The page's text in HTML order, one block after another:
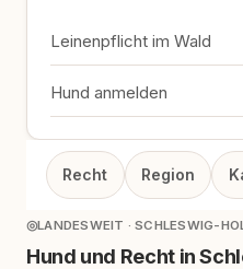
Leinenpflicht im Wald
Hund anmelden
Recht Region
◎LANDESWEIT · SCHLESWIG-
Hund und Recht in